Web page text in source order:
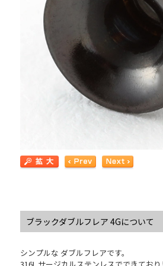
ブラックダブルフレア 4Gについて
シンプルな ダブルフレアです。